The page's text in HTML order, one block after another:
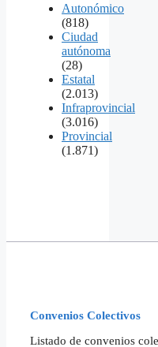
Autonómico
(818)
Ciudad
autónoma
(28)
Estatal
(2.013)
Infraprovincial
(3.016)
Provincial
(1.871)
Convenios Colectivos
Listado de convenios